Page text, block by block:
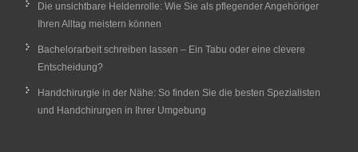
Die unsichtbare Heldenrolle: Wie Sie als pflegender Angehöriger
Ihren Alltag meistern können
Bachelorarbeit schreiben lassen – Ein Tabu oder eine clevere
Entscheidung?
Handchirurgie in der Nähe: So finden Sie die besten Spezialisten
und Handchirurgen in Ihrer Umgebung